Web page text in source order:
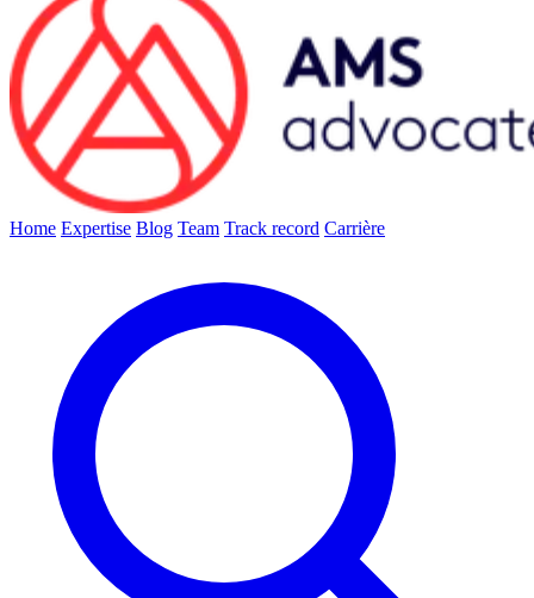
Home Expertise Blog Team Track record Carrière